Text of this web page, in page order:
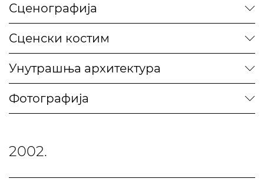
Сценографија
Сценски костим
Унутрашња архитектура
Фотографија
2002.